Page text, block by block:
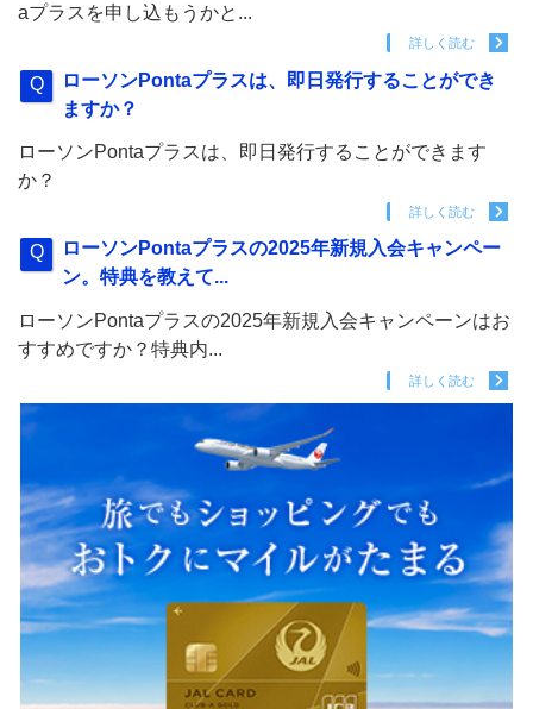
aプラスを申し込もうかと...
詳しく読む
ローソンPontaプラスは、即日発行することができ
ますか？
ローソンPontaプラスは、即日発行することができます
か？
詳しく読む
ローソンPontaプラスの2025年新規入会キャンペー
ン。特典を教えて...
ローソンPontaプラスの2025年新規入会キャンペーンはお
すすめですか？特典内...
詳しく読む